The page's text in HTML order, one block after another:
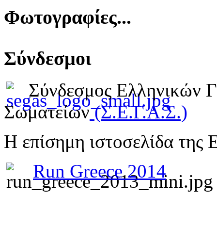
Φωτογραφίες...
Σύνδεσμοι
Σύνδεσμος Ελληνικών
Σωματείων (Σ.Ε.Γ.Α.Σ.)
Η επίσημη ιστοσελίδα της
Run Greece 2014